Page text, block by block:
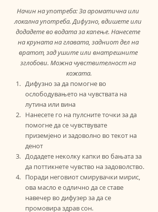
Начин на употреба: За ароматична или
локална употреба. Дифузно, вдишете или
додадете во водата за капење. Нанесете
на круната на главата, задниот дел на
вратот, зад ушите или внатрешните
зглобови. Можна чувствителност на
кожата.
Дифузно за да помогне во
ослободувањето на чувствата на
лутина или вина
Нанесете го на пулсните точки за да
помогне да се чувствувате
приземјено и задоволно во текот на
денот
Додадете неколку капки во бањата за
да поттикнете чувство на задоволство.
Поради неговиот смирувачки мирис,
ова масло е одлично да се ставе
навечер во дифузер за да се
промовира здрав сон.